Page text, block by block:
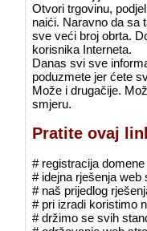
Otvori trgovinu,
naići. Naravno da sa
sve veći broj obrta.
korisnika Interneta.
Danas svi sve
poduzmete jer ćete
Može i drugačije.
smjeru.
Pratite ovaj
# registracija
# idejna rješenja web
# naš prijedlog
# pri izradi koristimo
# držimo se svih